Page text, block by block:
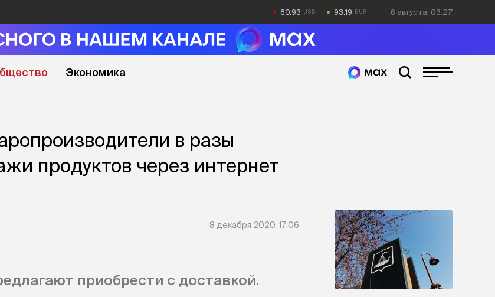
80.93 93.19 6 августа, 03:27
Экономика
в разы
продуктов через интернет
8 декабря 2020, 17:06
приобрести с доставкой.